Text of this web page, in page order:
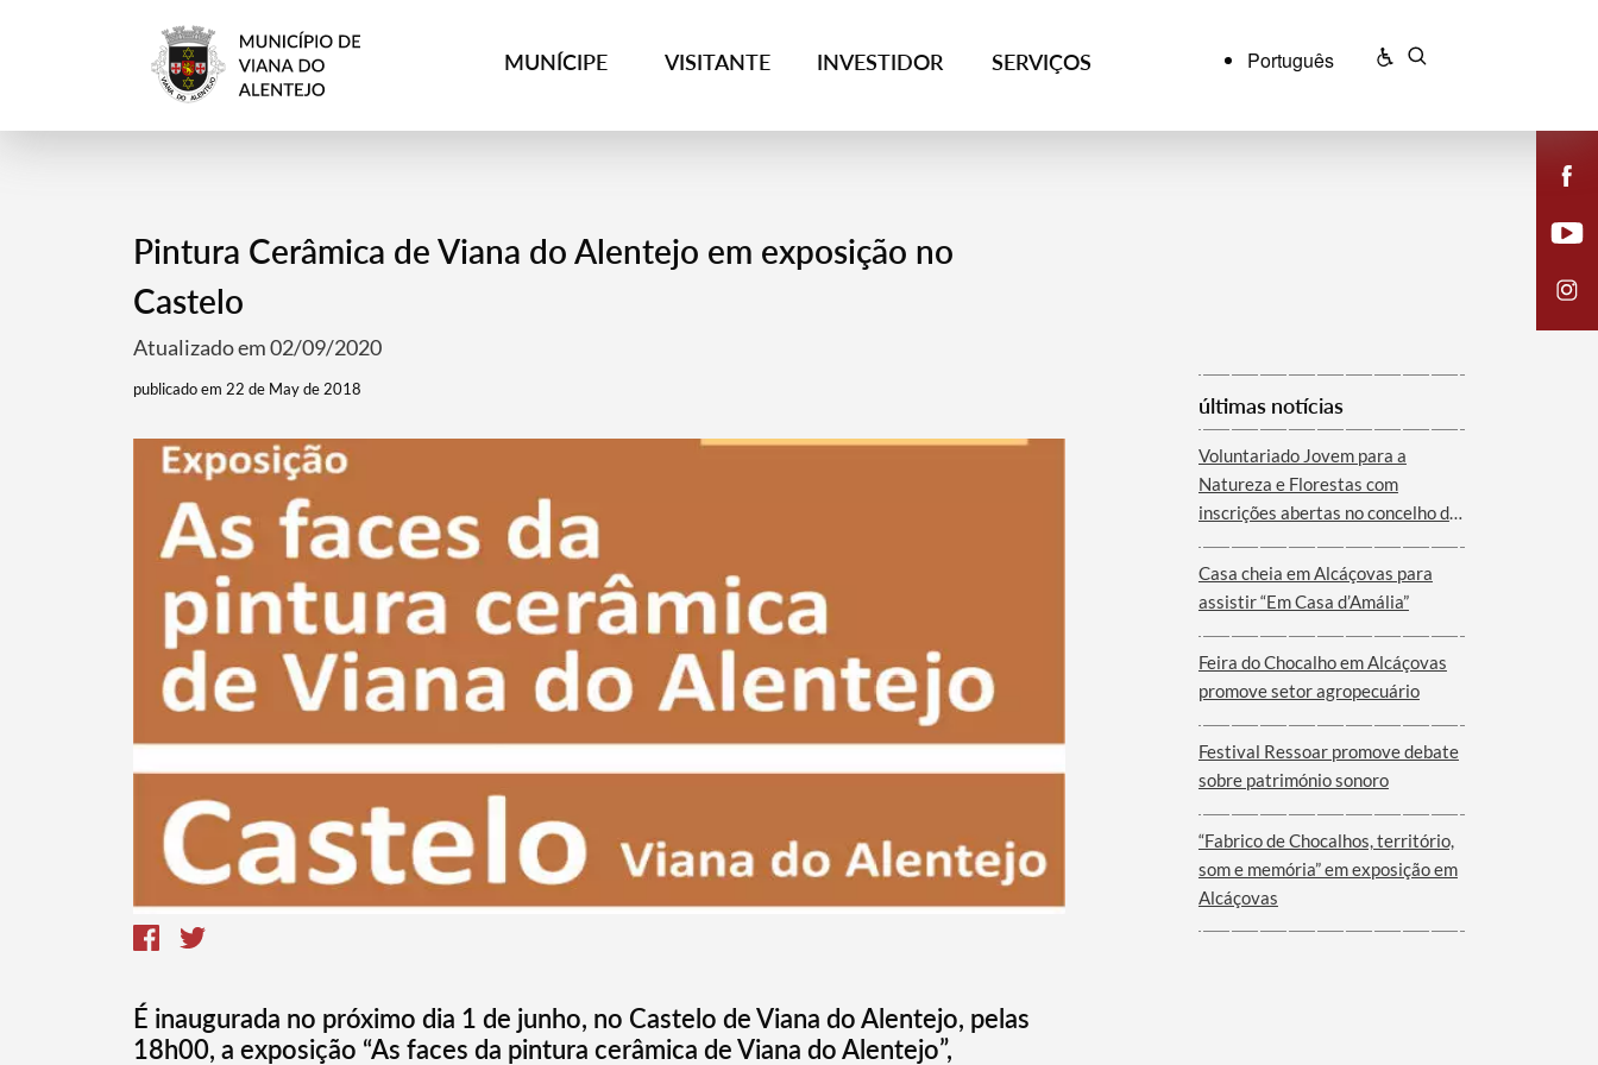
MUNÍCIPE VISITANTE INVESTIDOR SERVIÇOS Português
Termo de Pesquisa
Pintura Cerâmica de Viana do Alentejo em exposição no
Castelo
Atualizado em 02/09/2020
publicado em 22 de May de 2018
É inaugurada no próximo dia 1 de junho, no Castelo de Viana do Alentejo, pelas
18h00, a exposição “As faces da pintura cerâmica de Viana do Alentejo”,
últimas notícias
Voluntariado Jovem para a
Natureza e Florestas com
inscrições abertas no concelho de
Casa cheia em Alcáçovas para
assistir “Em Casa d’Amália”
Feira do Chocalho em Alcáçovas
promove setor agropecuário
Festival Ressoar promove debate
sobre património sonoro
“Fabrico de Chocalhos, território,
som e memória” em exposição em
Alcáçovas